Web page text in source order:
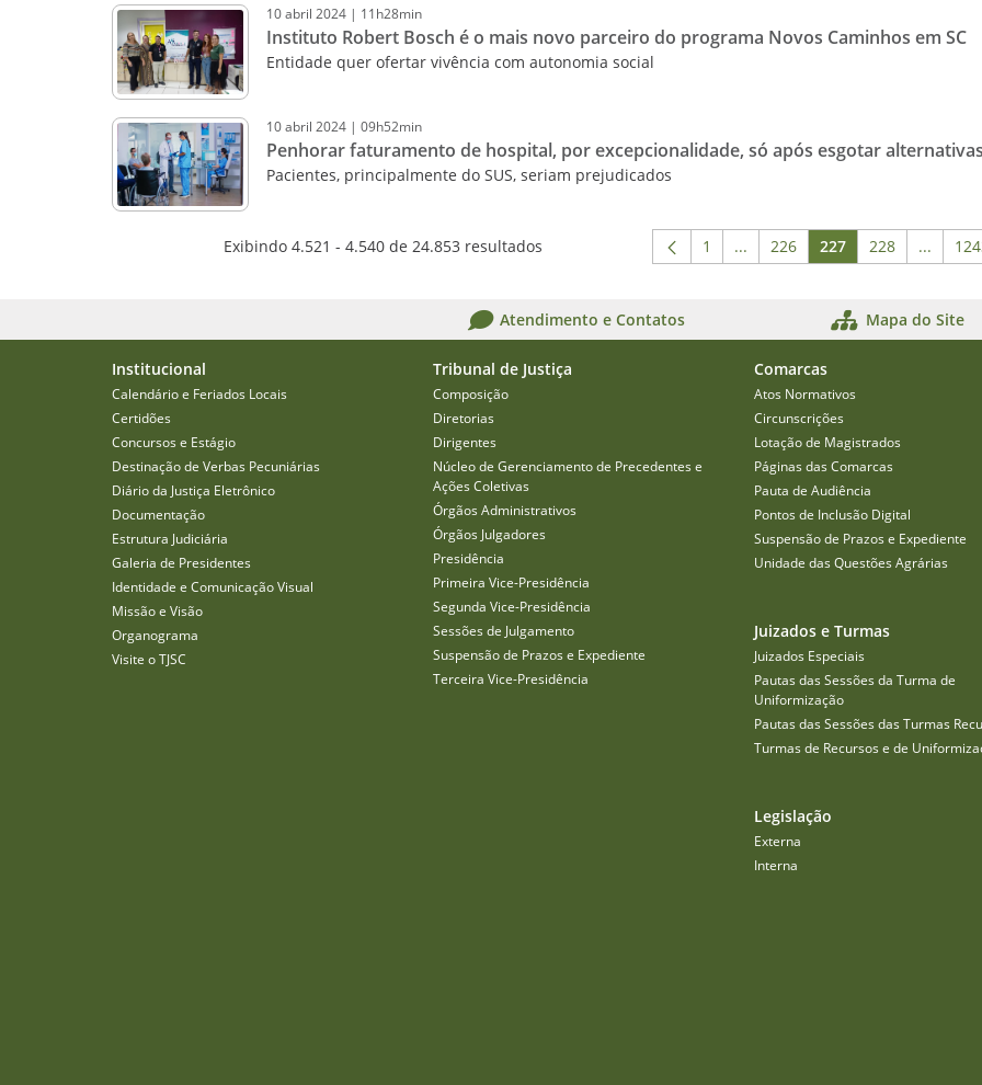
10abril 2024 | 11h28min
Instituto Robert Bosch é o mais novo parceiro do programa Novos Caminhos em SC
Entidade quer ofertar vivência com autonomia social
10abril 2024 | 09h52min
Penhorar faturamento de hospital, por excepcionalidade, só após esgotar
Pacientes, principalmente do SUS, seriam prejudicados
Exibindo 4.521 - 4.540 de 24.853 resultados Página
1 ...Páginas intermediárias Usar
Página
226 Página
227 Página
228 ...
Atendimento e Contatos Mapa do Site
Institucional
Calendário e Feriados Locais
Certidões
Concursos e Estágio
Destinação de Verbas Pecuniárias
Diário da Justiça Eletrônico
Documentação
Estrutura Judiciária
Galeria de Presidentes
Identidade e Comunicação Visual
Missão e Visão
Organograma
Visite o TJSC
Tribunal de Justiça
Composição
Diretorias
Dirigentes
Núcleo de Gerenciamento de Precedentes e
Ações Coletivas
Órgãos Administrativos
Órgãos Julgadores
Presidência
Primeira Vice-Presidência
Segunda Vice-Presidência
Sessões de Julgamento
Suspensão de Prazos e Expediente
Terceira Vice-Presidência
Comarcas
Atos Normativos
Circunscrições
Lotação de Magistrados
Páginas das Comarcas
Pauta de Audiência
Pontos de Inclusão Digital
Suspensão de Prazos e Expediente
Unidade das Questões Agrárias
Juizados e Turmas
Juizados Especiais
Pautas das Sessões da Turma de
Uniformização
Pautas das Sessões das Turmas
Turmas de Recursos e de
Legislação
Externa
Interna